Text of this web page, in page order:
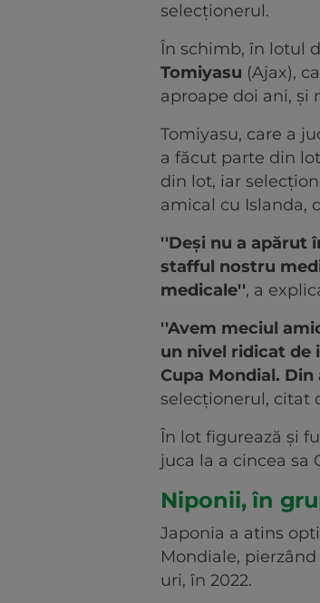
selecţionerul.
În schimb, în lotul
Tomiyasu (Ajax),
aproape doi ani, şi
Tomiyasu, care a
a făcut parte din
din lot, iar
amical cu Islanda,
''Deşi nu a apărut
stafful nostru
medicale'', a
''Avem meciul
un nivel ridicat de
Cupa Mondial.
selecţionerul, citat
În lot figurează şi
juca la a cincea sa
Niponii, în
Japonia a atins
Mondiale,
uri, în 2022.